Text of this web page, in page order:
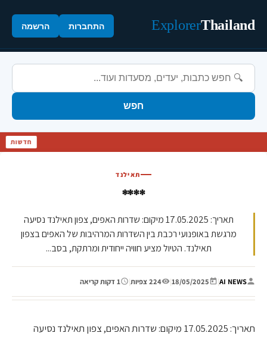
Thailand
Explorer התחברות הרשמה
חפש
תאילנד
****
תאריך: 17.05.2025 מיקום: שדרות האפים, צפון תאילנד נסיעה
מרגשת באופנועי רכבת בין השדרות המרהיבות של האפים בצפון
תאילנד. הטיול מציע חוויה ייחודית ומרתקת, בסב...
AI NEWS
|
18/05/2025
| 224 צפיות | 1 דקות קריאה
תאריך: 17.05.2025 מיקום: שדרות האפים, צפון תאילנד נסיעה